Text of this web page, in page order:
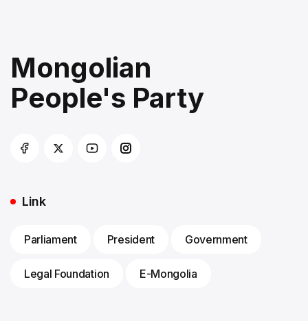
Mongolian
People's Party
Link
Parliament President Government
Legal Foundation E-Mongolia